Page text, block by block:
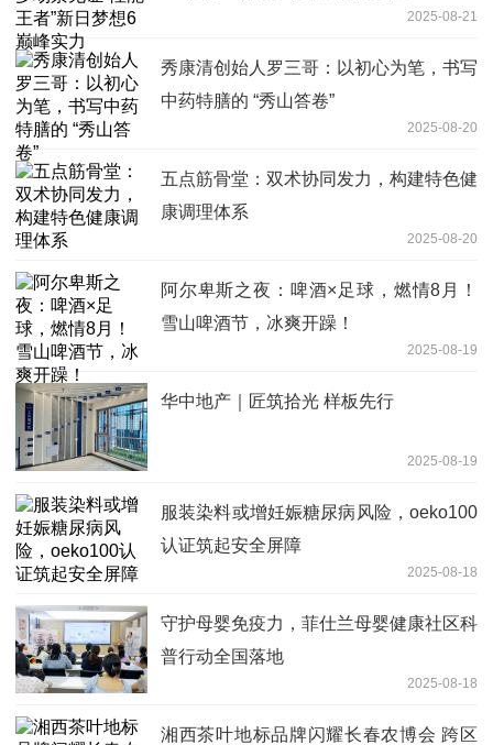
2025-08-21
秀康清创始人罗三哥：以初心为笔，书写
中药特膳的 “秀山答卷”
2025-08-20
五点筋骨堂：双术协同发力，构建特色健
康调理体系
2025-08-20
阿尔卑斯之夜：啤酒×足球，燃情8月！
雪山啤酒节，冰爽开躁！
2025-08-19
华中地产｜匠筑拾光 样板先行
2025-08-19
服装染料或增妊娠糖尿病风险，oeko100
认证筑起安全屏障
2025-08-18
守护母婴免疫力，菲仕兰母婴健康社区科
普行动全国落地
2025-08-18
湘西茶叶地标品牌闪耀长春农博会 跨区